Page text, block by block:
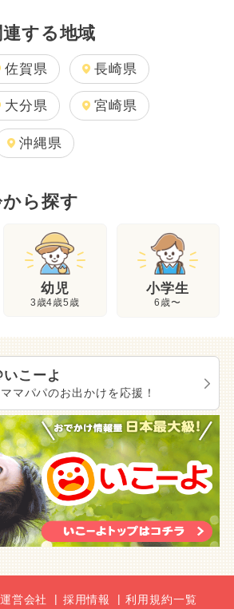
する地域
佐賀県 長崎県
大分県 宮崎県
沖縄県
ら探す
幼児
3歳4歳5歳
小学生
6歳〜
こーよ
マパパのお出かけを応援！
運営会社 採用情報 利用規約一覧